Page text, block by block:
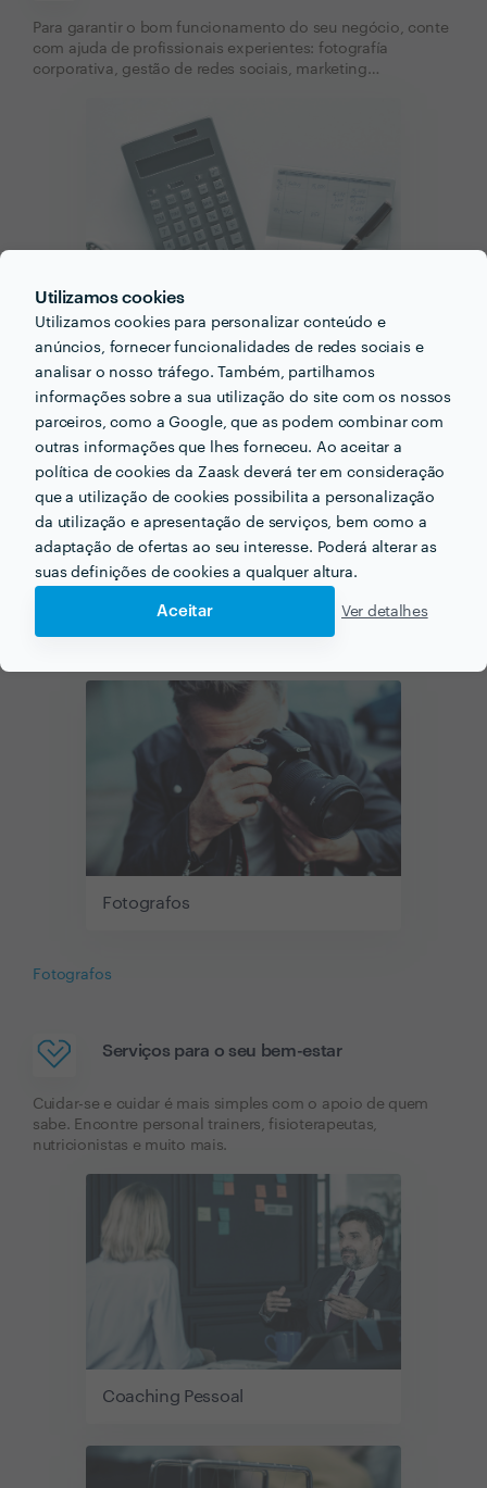
Utilizamos cookies
Utilizamos cookies para personalizar conteúdo e
anúncios, fornecer funcionalidades de redes sociais e
analisar o nosso tráfego. Também, partilhamos
informações sobre a sua utilização do site com os nossos
parceiros, como a Google, que as podem combinar com
outras informações que lhes forneceu. Ao aceitar a
política de cookies da Zaask deverá ter em consideração
que a utilização de cookies possibilita a personalização
da utilização e apresentação de serviços, bem como a
adaptação de ofertas ao seu interesse. Poderá alterar as
suas definições de cookies a qualquer altura.
Aceitar Ver detalhes
Para garantir o bom funcionamento do seu negócio, conte
com ajuda de profissionais experientes: fotografía
corporativa, gestão de redes sociais, marketing…
Contabilistas
Advogados Direito da Família
Contabilistas
Serviços para o seu evento
Sabemos que para o seu evento tudo tem que ser perfeito!
Consegui-lo é fácil quando contrata profissionais à sua
Fotografos
Fotografos
Serviços para o seu bem-estar
Cuidar-se e cuidar é mais simples com o apoio de quem
sabe. Encontre personal trainers, fisioterapeutas,
nutricionistas e muito mais.
Coaching Pessoal